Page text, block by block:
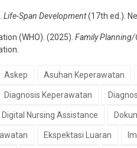
Life-Span Development(17th ed.).
(WHO). (2025). Family Planning/
Askep Asuhan Keperawatan
Diagnosis Keperawatan
Digital Nursing Assistance
Ekspektasi Luaran